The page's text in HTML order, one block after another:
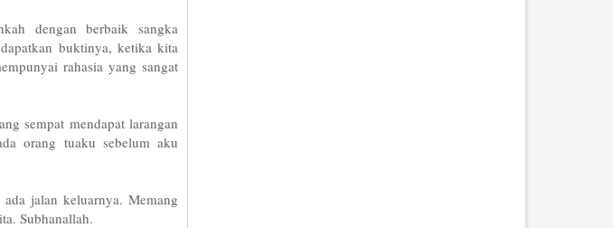
dengan berbaik sangka
buktinya, ketika kita
rahasia yang sangat
sempat mendapat larangan
orang tuaku sebelum aku
jalan keluarnya. Memang
Subhanallah.